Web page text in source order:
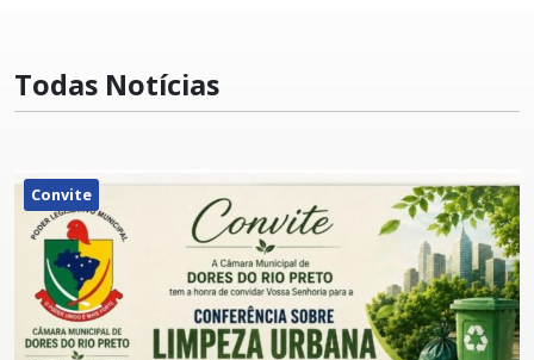
Todas Notícias
Convite